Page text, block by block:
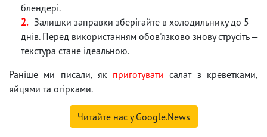
блендері.
Залишки заправки зберігайте в холодильнику до 5
днів. Перед використанням обов'язково знову струсіть —
текстура стане ідеальною.
Раніше ми писали, як приготувати салат з креветками,
яйцями та огірками.
Читайте нас у Google.News